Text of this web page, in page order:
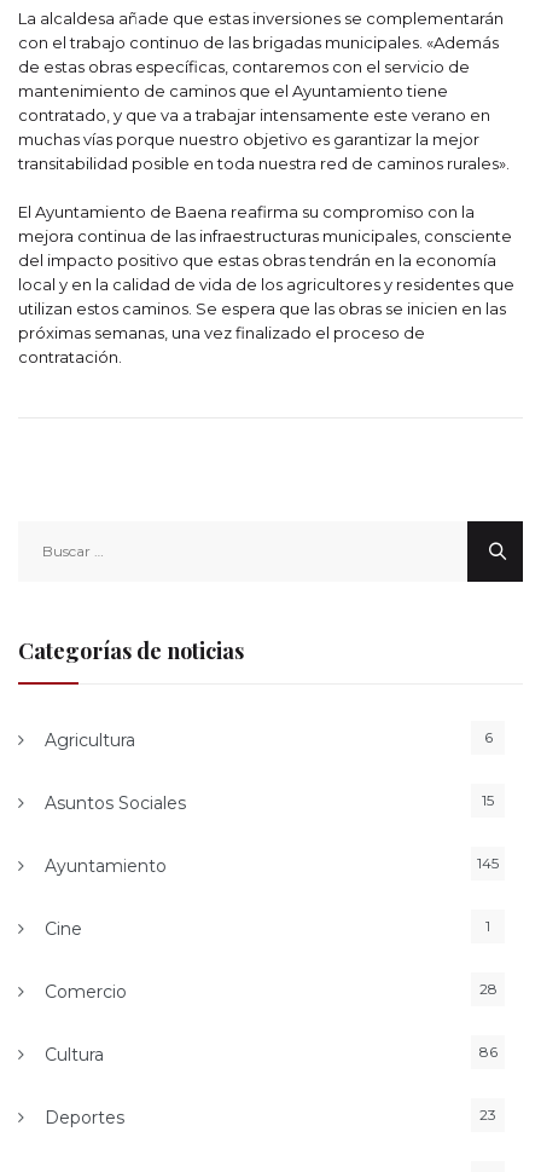
La alcaldesa añade que estas inversiones se complementarán
con el trabajo continuo de las brigadas municipales. «Además
de estas obras específicas, contaremos con el servicio de
mantenimiento de caminos que el Ayuntamiento tiene
contratado, y que va a trabajar intensamente este verano en
muchas vías porque nuestro objetivo es garantizar la mejor
transitabilidad posible en toda nuestra red de caminos rurales».
El Ayuntamiento de Baena reafirma su compromiso con la
mejora continua de las infraestructuras municipales, consciente
del impacto positivo que estas obras tendrán en la economía
local y en la calidad de vida de los agricultores y residentes que
utilizan estos caminos. Se espera que las obras se inicien en las
próximas semanas, una vez finalizado el proceso de
contratación.
Categorías de noticias
Agricultura 6
Asuntos Sociales 15
Ayuntamiento 145
Cine 1
Comercio 28
Cultura 86
Deportes 23